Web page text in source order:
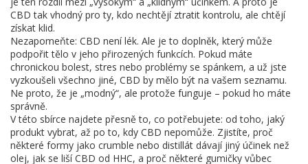
CBD tak vhodný pro ty, kdo nechtějí ztratit kontrolu, ale chtějí
získat klid.
Nezapomeňte: CBD není lék. Ale je to doplněk, který může
podpořit tělo v jeho přirozených funkcích. Pokud máte
chronickou bolest, stres nebo problémy se spánkem, a už jste
vyzkoušeli všechno jiné, CBD by mělo být na vašem seznamu.
Ne proto, že je „modný“, ale protože funguje – pokud ho máte
správně.
V této sbírce najdete přesně to, co potřebujete: od toho, jaký
produkt vybrat, až po to, kdy CBD nepomůže. Zjistíte, proč
některé formy jako crumble nebo distillát dávají jiný účinek než
olej, jak se liší CBD od HHC, a proč některé gumičky vůbec